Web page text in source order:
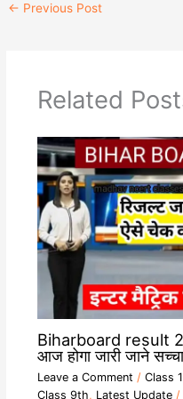
s
g
L
← Previous Post
Related
Biharboard result
आज होगा जारी जाने
Leave a Comment / Class
Class 9th, Latest Update/